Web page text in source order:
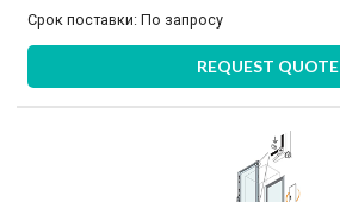
Срок поставки:По запросу
REQUEST QUOTE